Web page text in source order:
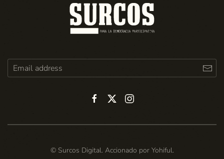
© Surcos Digital. Accionado por Yohiful.